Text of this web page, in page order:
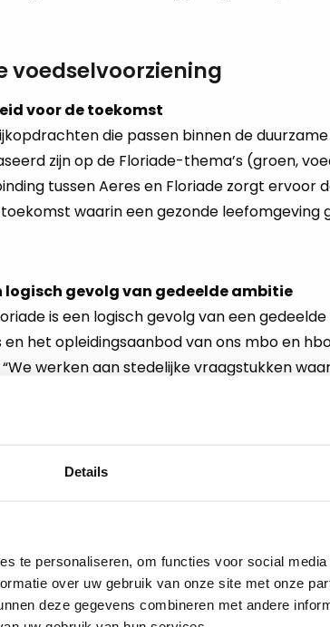
Details
te personaliseren, om functies voor social
over uw gebruik van onze site met onze
deze gegevens combineren met andere
voedselvoorziening
voor de toekomst
die passen binnen de duurzame
zijn op de Floriade-thema’s (groen,
tussen Aeres en Floriade zorgt ervoor
waarin een gezonde leefomgeving
logisch gevolg van gedeelde ambitie
is een logisch gevolg van een gedeelde
het opleidingsaanbod van ons mbo en
werken aan stedelijke vraagstukken
tot en met 9 oktober. Na de sluiting wordt
26-